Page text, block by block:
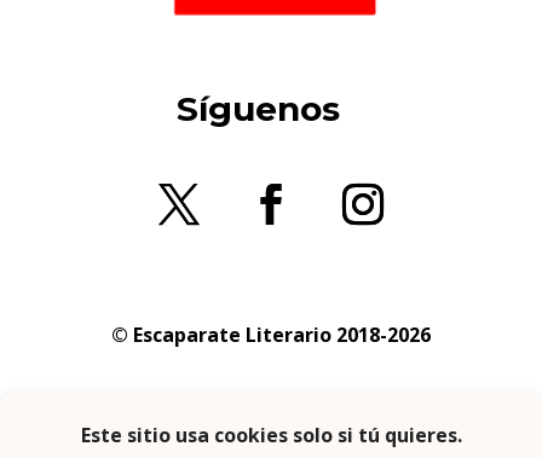
Síguenos
© Escaparate Literario 2018-2026
privacidad